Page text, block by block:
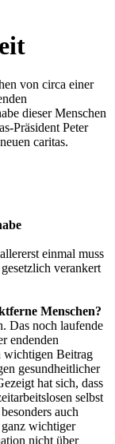
von circa einer
dieser Menschen
Präsident Peter
caritas.
einmal muss
verankert
Menschen?
Das noch laufende
endenden
wichtigen Beitrag
gesundheitlicher
hat sich, dass
selbst
auch
wichtiger
nicht über